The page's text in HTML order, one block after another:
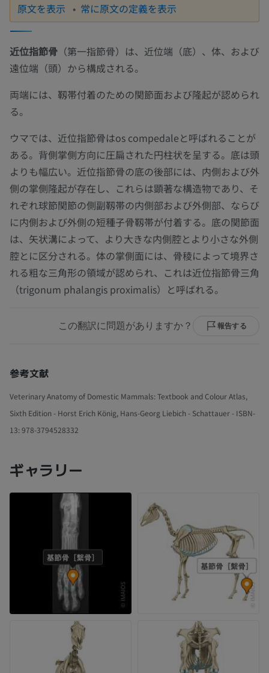
原文を表示 常に原文の定義を表示
近位指節骨 （第一指節骨）は、近位端（底）、体、および
遠位端（頭）から構成される。
両端には、靱帯付着のための関節面および隆起が認められ
る。
ウマでは、近位指節骨はos compedaleと呼ばれることが
ある。背側掌側方向に圧扁された円柱状を呈する。底は頭
よりも幅広い。近位指節骨の底の後部には、内側および外
側の掌側隆起が存在し、これらは顕著な構造物であり、そ
れぞれ球節関節の側副靱帯の内側部および外側部、ならび
に内側および外側の短種子骨靱帯が付着する。底の関節面
は、矢状溝によって、より大きな内側腔とより小さな外側
腔とに区分される。体の掌側面には、骨稜によって境界さ
れる粗な三角形の領域が認められ、これは近位指節骨三角
（trigonum phalangis proximalis）と呼ばれる。
この翻訳に問題がありますか？ 報告する
参考文献
Veterinary Anatomy of Domestic Mammals: Textbook and Colour Atlas,
Sixth Edition - Horst Erich König, Hans-Georg Liebich - Schattauer - ISBN-
13: 978-3794528332
ギャラリー